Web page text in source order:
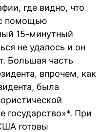
где видно, что
помощью
15-минутный
не удалось и он
Большая часть
впрочем, как
была
государство»*. При
готовы